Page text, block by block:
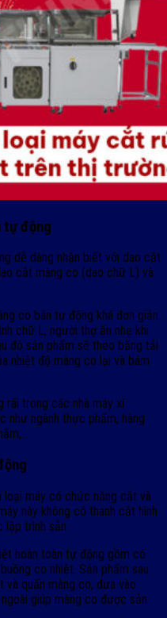
tự động
dễ dàng nhận biết với dao cắt
cắt màng co (dao chữ L) và
co bán tự động khá đơn giản.
chữ L, người thợ ấn nhẹ khi
đó sản phẩm sẽ theo băng tải
nhiệt độ màng co lại và bám
rãi trong các nhà máy xí
như ngành thực phẩm, hàng
máy có chức năng cắt và
này không có thanh cắt hình
lập trình sẵn.
hoàn toàn tự động gồm có
co nhiệt. Sản phẩm sau
quấn màng co, đưa vào
giúp màng co được sản